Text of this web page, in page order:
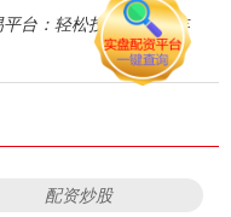
台：轻松投资，回报丰
配资炒股